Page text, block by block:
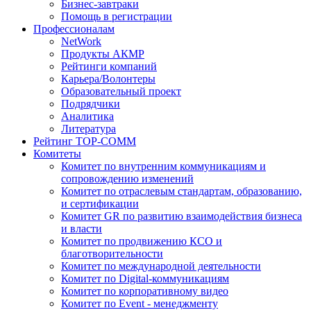
Бизнес-завтраки
Помощь в регистрации
Профессионалам
NetWork
Продукты АКМР
Рейтинги компаний
Карьера/Волонтеры
Образовательный проект
Подрядчики
Аналитика
Литература
Рейтинг TOP-COMM
Комитеты
Комитет по внутренним коммуникациям и
сопровождению изменений
Комитет по отраслевым стандартам, образованию,
и сертификации
Комитет GR по развитию взаимодействия бизнеса
и власти
Комитет по продвижению КСО и
благотворительности
Комитет по международной деятельности
Комитет по Digital-коммуникациям
Комитет по корпоративному видео
Комитет по Event - менеджменту